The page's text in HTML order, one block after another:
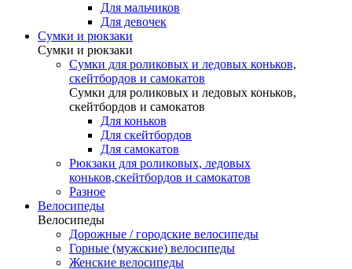
Для мальчиков
Для девочек
Сумки и рюкзаки
Сумки и рюкзаки
Сумки для роликовых и ледовых коньков,
скейтбордов и самокатов
Сумки для роликовых и ледовых коньков,
скейтбордов и самокатов
Для коньков
Для скейтбордов
Для самокатов
Рюкзаки для роликовых, ледовых
коньков,скейтбордов и самокатов
Разное
Велосипеды
Велосипеды
Дорожные / городские велосипеды
Горные (мужские) велосипеды
Женские велосипеды